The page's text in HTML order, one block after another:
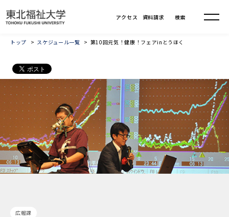
トップ スケジュール一覧 第10回元気！健康！フェアinとうほく
広報課